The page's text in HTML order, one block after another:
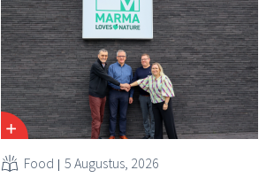
Food 5 Augustus, 2026